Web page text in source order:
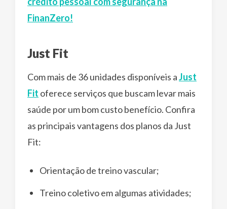
FinanZero!
Just Fit
Com mais de 36 unidades disponíveis aJust
Fit oferece serviços que buscam levar mais
saúde por um bom custo benefício. Confira
as principais vantagens dos planos da Just
Fit:
Orientação de treino vascular;
Treino coletivo em algumas atividades;